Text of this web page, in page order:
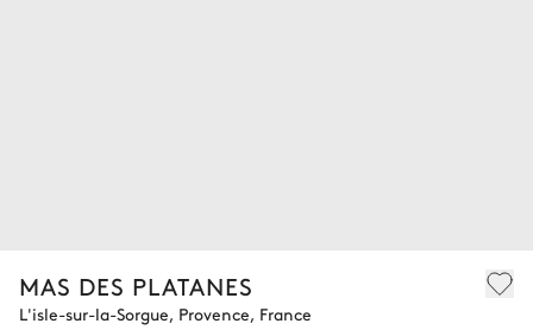
MAS DES PLATANES
L'isle-sur-la-Sorgue, Provence, France